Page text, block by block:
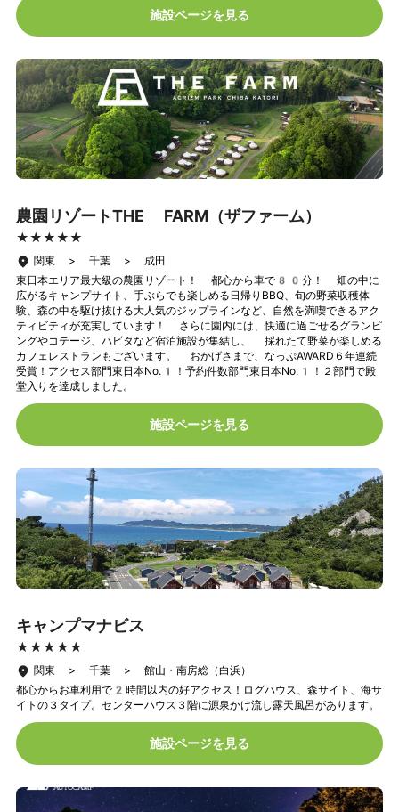
施設ページを見る
農園リゾートTHE FARM（ザファーム）
★★★★★
★★★★★
関東 > 千葉 > 成田
東日本エリア最大級の農園リゾート！ 都心から車で80分！ 畑の中に
広がるキャンプサイト、手ぶらでも楽しめる日帰りBBQ、旬の野菜収穫体
験、森の中を駆け抜ける大人気のジップラインなど、自然を満喫できるアク
ティビティが充実しています！ さらに園内には、快適に過ごせるグランピ
ングやコテージ、ハビタなど宿泊施設が集結し、 採れたて野菜が楽しめる
カフェレストランもございます。 おかげさまで、なっぷAWARD６年連続
受賞！アクセス部門東日本No.1！予約件数部門東日本No.1！２部門で殿
堂入りを達成しました。
施設ページを見る
キャンプマナビス
★★★★★
★★★★★
関東 > 千葉 > 館山・南房総（白浜）
都心からお車利用で2時間以内の好アクセス！ログハウス、森サイト、海サ
イトの３タイプ。センターハウス３階に源泉かけ流し露天風呂があります。
施設ページを見る